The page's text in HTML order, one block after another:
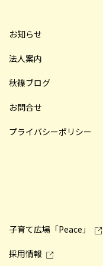
お知らせ
法人案内
秋篠ブログ
お問合せ
プライバシーポリシー
子育て広場「Peace」
採用情報